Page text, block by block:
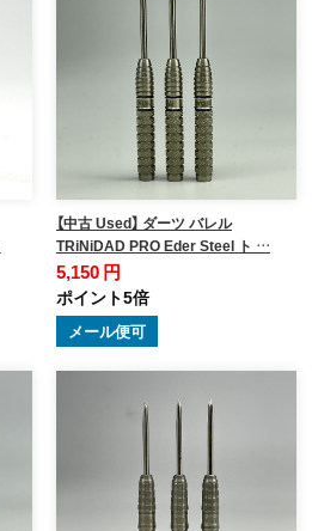
【中古 Used】 ダーツ バレル
TRiNiDAD PRO Eder Steel ト …
5,150 円
ポイント5倍
メール便可